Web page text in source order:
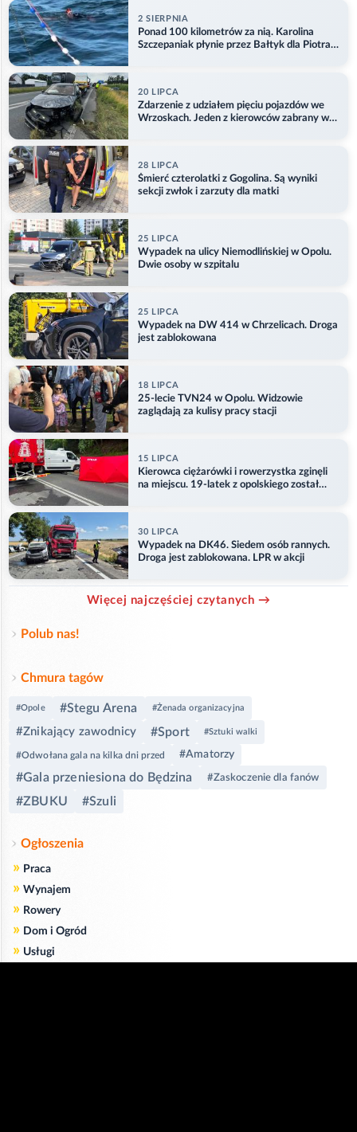
2 SIERPNIA
Ponad 100 kilometrów za nią. Karolina
Szczepaniak płynie przez Bałtyk dla Piotra.
20 LIPCA
Zdarzenie z udziałem pięciu pojazdów we
Wrzoskach. Jeden z kierowców zabrany w
28 LIPCA
Śmierć czterolatki z Gogolina. Są wyniki
sekcji zwłok i zarzuty dla matki
25 LIPCA
Wypadek na ulicy Niemodlińskiej w Opolu.
Dwie osoby w szpitalu
25 LIPCA
Wypadek na DW 414 w Chrzelicach. Droga
jest zablokowana
18 LIPCA
25-lecie TVN24 w Opolu. Widzowie
zaglądają za kulisy pracy stacji
15 LIPCA
Kierowca ciężarówki i rowerzystka zginęli
na miejscu. 19-latek z opolskiego został
30 LIPCA
Wypadek na DK46. Siedem osób rannych.
Droga jest zablokowana. LPR w akcji
Więcej najczęściej czytanych →
Polub nas!
Chmura tagów
#Opole #Stegu Arena #Żenada organizacyjna
#Znikający zawodnicy #Sport #Sztuki walki
#Odwołana gala na kilka dni przed #Amatorzy
#Gala przeniesiona do Będzina #Zaskoczenie dla fanów
#ZBUKU #Szuli
Ogłoszenia
» Praca
» Wynajem
» Rowery
» Dom i Ogród
» Usługi